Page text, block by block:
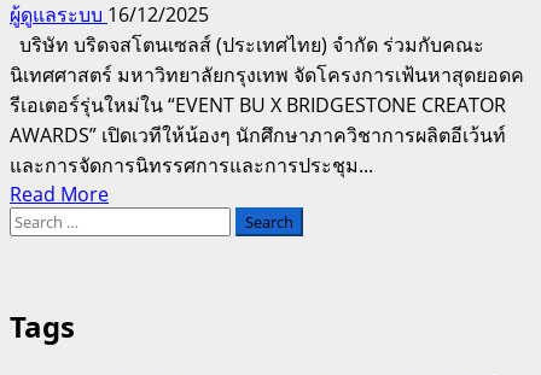
ผู้ดูแลระบบ 16/12/2025
บริษัท บริดจสโตนเซลส์ (ประเทศไทย) จำกัด ร่วมกับคณะ
นิเทศศาสตร์ มหาวิทยาลัยกรุงเทพ จัดโครงการเฟ้นหาสุดยอดค
รีเอเตอร์รุ่นใหม่ใน “EVENT BU X BRIDGESTONE CREATOR
AWARDS” เปิดเวทีให้น้องๆ นักศึกษาภาควิชาการผลิตอีเว้นท์
และการจัดการนิทรรศการและการประชุม...
Read MoreRead
Search
Tags